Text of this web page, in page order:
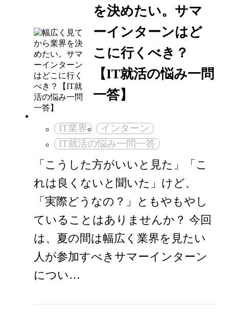
を決めたい。サマ
ーインターンはど
こに行くべき？
【IT就活の悩み一問
一答】
IT業界
インターン
IT就活の悩み一問一答
「こうした方がいいと見た」「こ
れは良くないと聞いた」けど、
「実際どうなの？」ともやもやし
ていることはありませんか？ 今回
は、夏の間は幅広く業界を見たい
人が参加すべきサマーインターン
につい…